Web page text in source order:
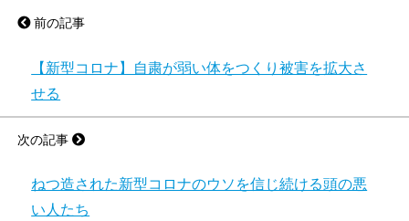
前の記事
【新型コロナ】自粛が弱い体をつくり被害を拡大さ
せる
次の記事
ねつ造された新型コロナのウソを信じ続ける頭の悪
い人たち